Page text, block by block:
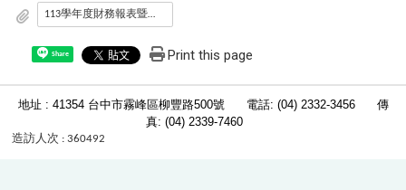
113學年度財務報表暨會計師查核報告.pdf
Share Print this page
地址 : 41354 台中市霧峰區柳豐路500號 電話: (04) 2332-3456
傳
真: (04) 2339-7460
造訪人次 : 360492